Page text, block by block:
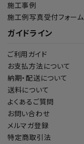
施工事例
施工例写真受付フォーム
ガイドライン
ご利用ガイド
お支払方法について
納期・配送について
送料について
よくあるご質問
お問い合わせ
メルマガ登録
特定商取引法